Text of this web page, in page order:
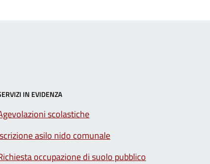
IN EVIDENZA
scolastiche
asilo nido comunale
occupazione di suolo pubblico